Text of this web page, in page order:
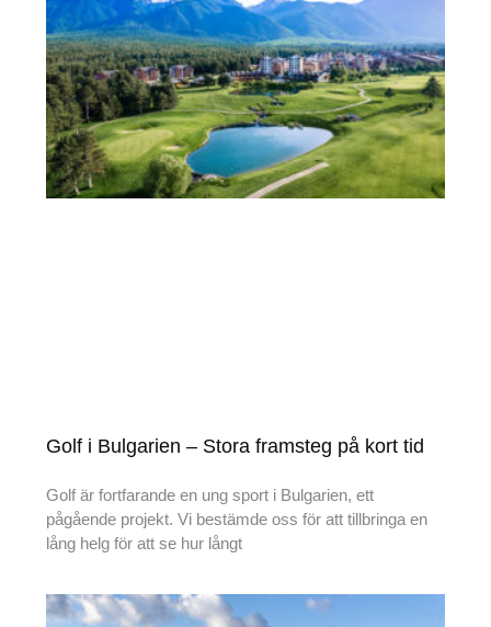
Golf i Bulgarien – Stora framsteg på kort tid
Golf är fortfarande en ung sport i Bulgarien, ett
pågående projekt. Vi bestämde oss för att tillbringa en
lång helg för att se hur långt